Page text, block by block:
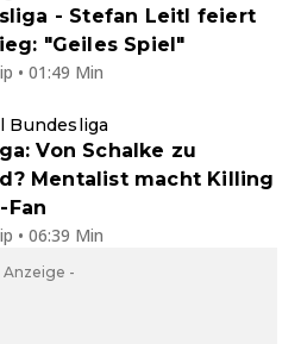
- Stefan Leitl feiert
"Geiles Spiel"
• 01:49 Min
Bundesliga
Von Schalke zu
Mentalist macht Killing
Fan
• 06:39 Min
Anzeige -